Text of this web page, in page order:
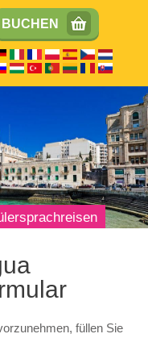
BUCHEN
füllen Sie